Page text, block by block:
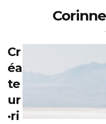
Cr
éa
te
ur
·ri